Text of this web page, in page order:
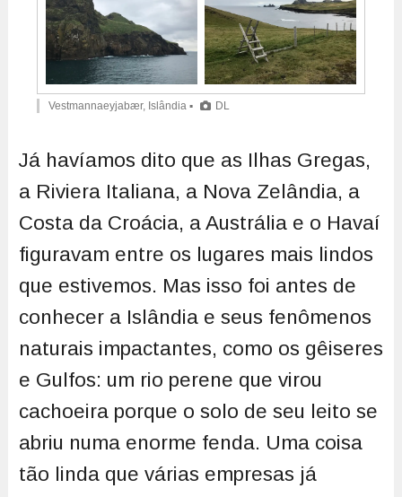
Vestmannaeyjabær, Islândia ▪ DL
Já havíamos dito que as Ilhas Gregas,
a Riviera Italiana, a Nova Zelândia, a
Costa da Croácia, a Austrália e o Havaí
figuravam entre os lugares mais lindos
que estivemos. Mas isso foi antes de
conhecer a Islândia e seus fenômenos
naturais impactantes, como os gêiseres
e Gulfos: um rio perene que virou
cachoeira porque o solo de seu leito se
abriu numa enorme fenda. Uma coisa
tão linda que várias empresas já